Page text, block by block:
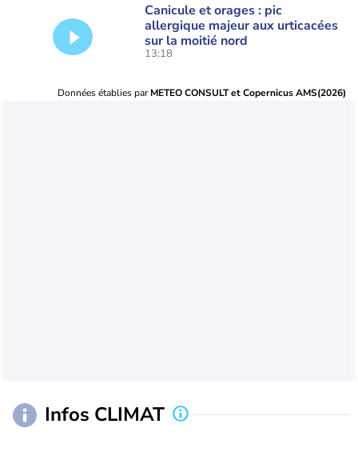
Canicule et orages : pic
allergique majeur aux urticacées
sur la moitié nord
13:18
Données établies parMETEO CONSULT et Copernicus AMS(2026)
Infos CLIMAT